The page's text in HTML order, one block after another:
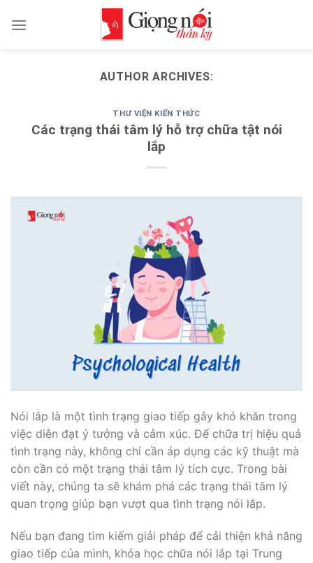
AUTHOR ARCHIVES:
THƯ VIỆN KIẾN THỨC
Các trạng thái tâm lý hỗ trợ chữa tật nói
lắp
Nói lắp là một tình trạng giao tiếp gây khó khăn trong
việc diễn đạt ý tưởng và cảm xúc. Để chữa trị hiệu quả
tình trạng này, không chỉ cần áp dụng các kỹ thuật mà
còn cần có một trạng thái tâm lý tích cực. Trong bài
viết này, chúng ta sẽ khám phá các trạng thái tâm lý
quan trọng giúp bạn vượt qua tình trạng nói lắp.
Nếu bạn đang tìm kiếm giải pháp để cải thiện khả năng
giao tiếp của mình, khóa học chữa nói lắp tại Trung